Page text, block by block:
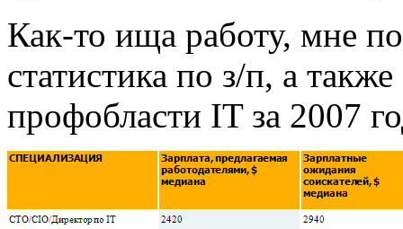
Как-то ища работу, мне
статистика по з/п, а
профобласти IT за 2007